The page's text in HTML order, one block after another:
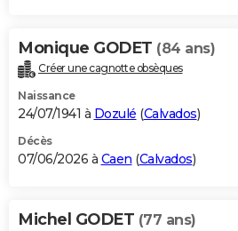
Monique GODET (84 ans)
Créer une cagnotte obsèques
Naissance
24/07/1941 à Dozulé (Calvados)
Décès
07/06/2026 à Caen (Calvados)
Michel GODET (77 ans)